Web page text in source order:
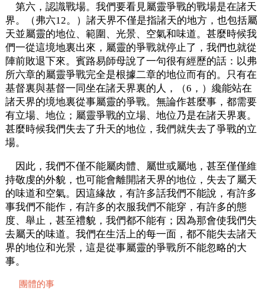
第六，認識戰場。我們要看見屬靈爭戰的戰場是在諸天
界。（弗六12。）諸天界不僅是指諸天的地方，也包括屬
天並屬靈的地位、範圍、光景、空氣和味道。甚麼時候我
們一從這境地裏出來，屬靈的爭戰就停止了，我們也就從
陣前敗退下來。賓路易師母說了一句很有經歷的話：以弗
所六章的屬靈爭戰完全是根據二章的地位而有的。只有在
基督裏與基督一同坐在諸天界裏的人，（6，）纔能站在
諸天界的境地裏從事屬靈的爭戰。無論作甚麼事，都需要
有立場、地位；屬靈爭戰的立場、地位乃是在諸天界裏。
甚麼時候我們失去了升天的地位，我們就失去了爭戰的立
場。
因此，我們不僅不能屬肉體、屬世或屬地，甚至僅僅維
持敬虔的外貌，也可能會離開諸天界的地位，失去了屬天
的味道和空氣。因這緣故，有許多話我們不能說，有許多
事我們不能作，有許多的衣服我們不能穿，有許多的態
度、舉止，甚至禮貌，我們都不能有；因為那會使我們失
去屬天的味道。我們在生活上的每一面，都不能失去諸天
界的地位和光景，這是從事屬靈的爭戰所不能忽略的大
事。
團體的事